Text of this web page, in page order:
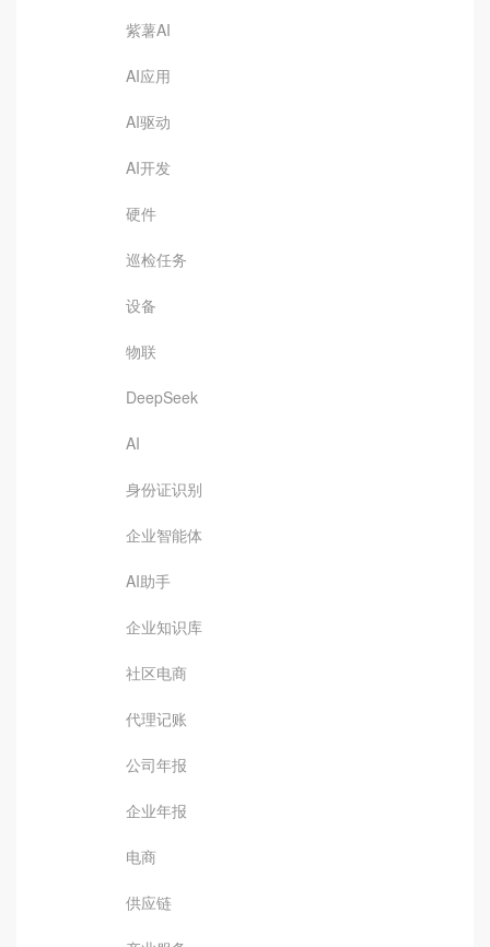
紫薯AI
AI应用
AI驱动
AI开发
硬件
巡检任务
设备
物联
DeepSeek
AI
身份证识别
企业智能体
AI助手
企业知识库
社区电商
代理记账
公司年报
企业年报
电商
供应链